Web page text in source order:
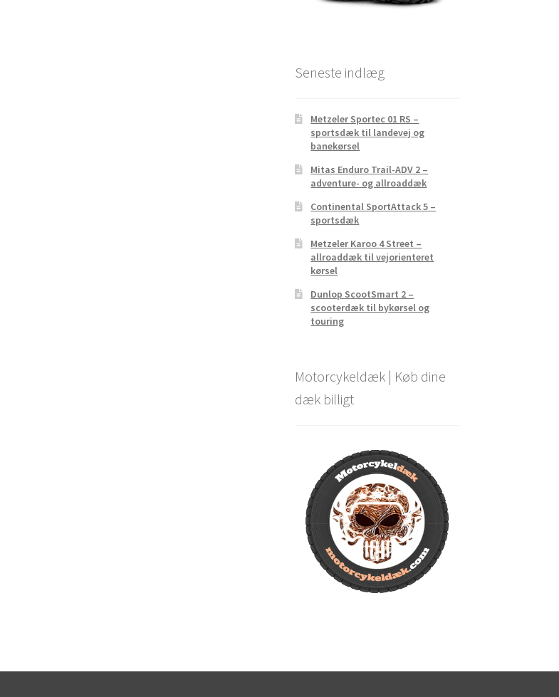
Seneste indlæg
Metzeler Sportec 01 RS –
sportsdæk til landevej og
banekørsel
Mitas Enduro Trail-ADV 2 –
adventure- og allroaddæk
Continental SportAttack 5 –
sportsdæk
Metzeler Karoo 4 Street –
allroaddæk til vejorienteret
kørsel
Dunlop ScootSmart 2 –
scooterdæk til bykørsel og
touring
Motorcykeldæk | Køb dine
dæk billigt